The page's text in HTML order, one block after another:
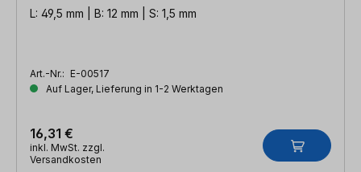
L: 49,5 mm | B: 12 mm | S: 1,5 mm
Art.-Nr.: E-00517
Auf Lager, Lieferung in 1-2 Werktagen
16,31 €
inkl. MwSt. zzgl.
Versandkosten